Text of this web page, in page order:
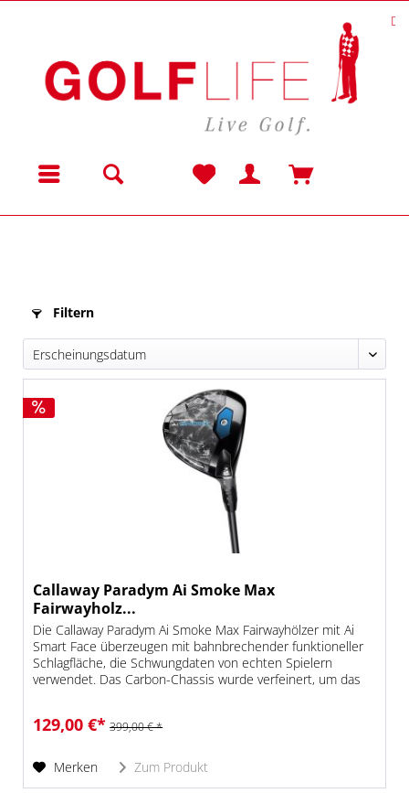
Menü
Filtern
Callaway Paradym Ai Smoke Max
Fairwayholz...
Die Callaway Paradym Ai Smoke Max Fairwayhölzer mit Ai
Smart Face überzeugen mit bahnbrechender funktioneller
Schlagfläche, die Schwungdaten von echten Spielern
verwendet. Das Carbon-Chassis wurde verfeinert, um das
129,00 €* 399,00 € *
Merken Zum Produkt